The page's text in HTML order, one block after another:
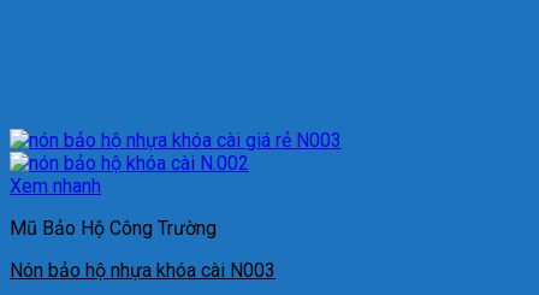
Xem nhanh
Mũ Bảo Hộ Công Trường
Nón bảo hộ nhựa khóa cài N003